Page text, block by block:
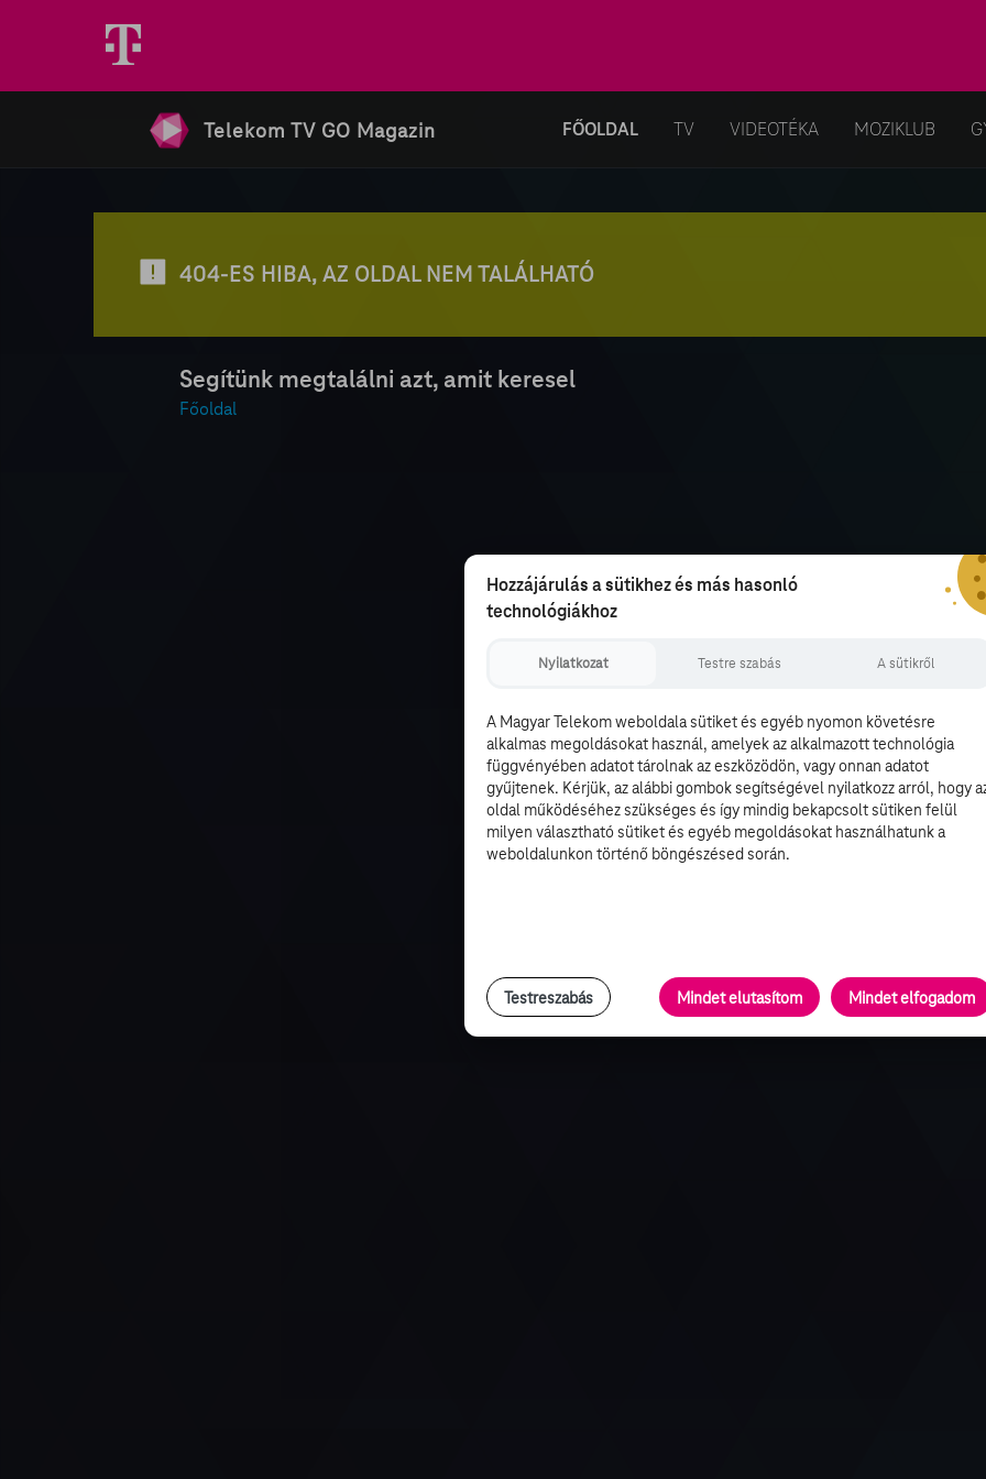
Telekom TV GO Magazin FŐOLDAL TV VIDEOTÉKA MOZIKLUB
404-ES HIBA, AZ OLDAL NEM TALÁLHATÓ
Segítünk megtalálni azt, amit keresel
Főoldal
Hozzájárulás a sütikhez és más hasonló
technológiákhoz
Nyilatkozat Testre szabás A sütikről
A Magyar Telekom weboldala sütiket és egyéb nyomon követésre
alkalmas megoldásokat használ, amelyek az alkalmazott technológia
függvényében adatot tárolnak az eszközödön, vagy onnan adatot
gyűjtenek. Kérjük, az alábbi gombok segítségével nyilatkozz arról, hogy
oldal működéséhez szükséges és így mindig bekapcsolt sütiken felül
milyen választható sütiket és egyéb megoldásokat használhatunk a
weboldalunkon történő böngészésed során.
Testreszabás Mindet elutasítom Mindet elfogadom